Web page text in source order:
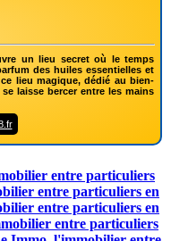
un lieu secret où le temps
des huiles essentielles et
lieu magique, dédié au bien-
laisse bercer entre les mains
entre particuliers
entre particuliers en
entre particuliers en
entre particuliers